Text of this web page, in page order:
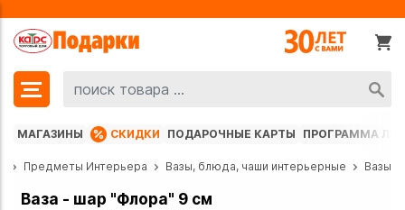
МАГАЗИНЫ СКИДКИ ПОДАРОЧНЫЕ КАРТЫ ПРОГРАММА
Предметы Интерьера Вазы, блюда, чаши интерьерные Вазы
Ваза - шар "Флора" 9 см